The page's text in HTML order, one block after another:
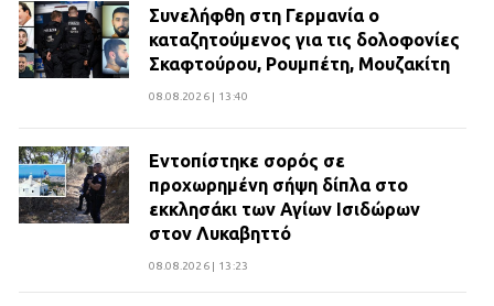
Συνελήφθη στη Γερμανία ο
καταζητούμενος για τις δολοφονίες
Σκαφτούρου, Ρουμπέτη, Μουζακίτη
08.08.2026 | 13:40
Εντοπίστηκε σορός σε
προχωρημένη σήψη δίπλα στο
εκκλησάκι των Αγίων Ισιδώρων
στον Λυκαβηττό
08.08.2026 | 13:23